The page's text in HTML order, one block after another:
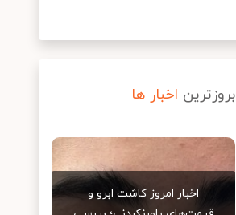
بروزترین اخبار ها
اخبار امروز کاشت ابرو و